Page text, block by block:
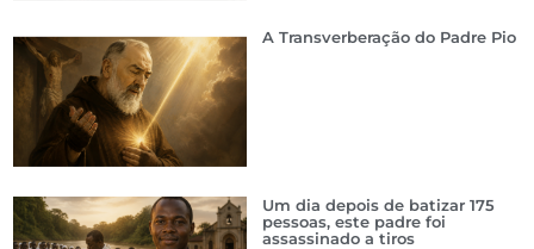
A Transverberação do Padre Pio
Um dia depois de batizar 175
pessoas, este padre foi
assassinado a tiros